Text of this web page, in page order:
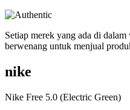
Setiap merek yang ada di
berwenang untuk menjual
nike
Nike Free 5.0 (Electric Green)